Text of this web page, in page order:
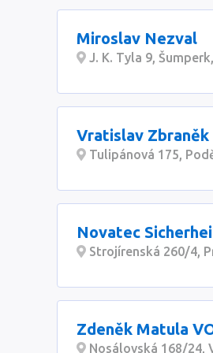
Miroslav Nezval
J. K. Tyla 9,
Vratislav Zbraněk
Tulipánová 175,
Novatec
Strojírenská 260/4,
Zdeněk Matula
Nosálovská 168/24,